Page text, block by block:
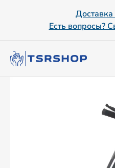
Доставка
Есть вопросы?